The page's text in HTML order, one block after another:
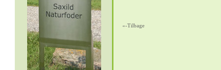
«-Tilbage